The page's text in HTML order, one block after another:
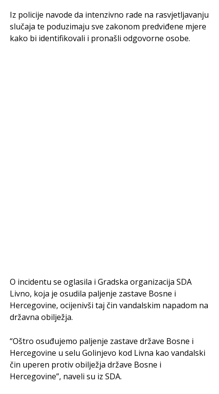
Iz policije navode da intenzivno rade na rasvjetljavanju
slučaja te poduzimaju sve zakonom predviđene mjere
kako bi identifikovali i pronašli odgovorne osobe.
O incidentu se oglasila i Gradska organizacija SDA
Livno, koja je osudila paljenje zastave Bosne i
Hercegovine, ocijenivši taj čin vandalskim napadom na
državna obilježja.
“Oštro osuđujemo paljenje zastave države Bosne i
Hercegovine u selu Golinjevo kod Livna kao vandalski
čin uperen protiv obilježja države Bosne i
Hercegovine”, naveli su iz SDA.